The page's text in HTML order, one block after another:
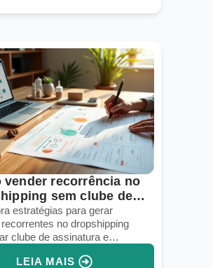
vender recorrência no
sem clube de
estratégias para gerar
no dropshipping
clube de assinatura e
LEIA MAIS